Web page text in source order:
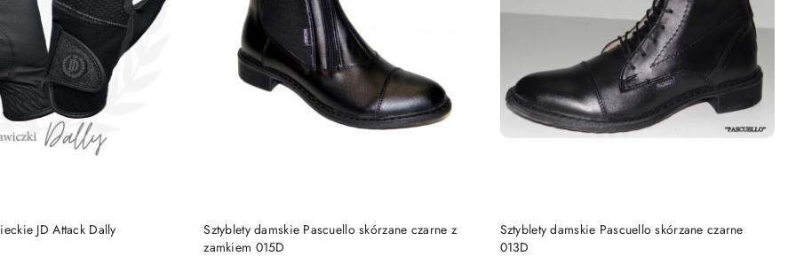
JD Attack Dally
DO KOSZYKA
Sztyblety damskie Pascuello skórzane czarne z
zamkiem 015D
DO KOSZYKA
Sztyblety damskie Pascuello skórzane czarne
013D
DO KOSZYKA